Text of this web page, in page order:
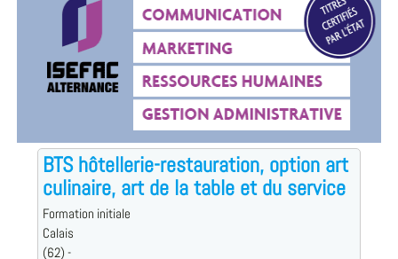
BTS hôtellerie-restauration, option art
culinaire, art de la table et du service
Formation initiale
Calais
(62) -